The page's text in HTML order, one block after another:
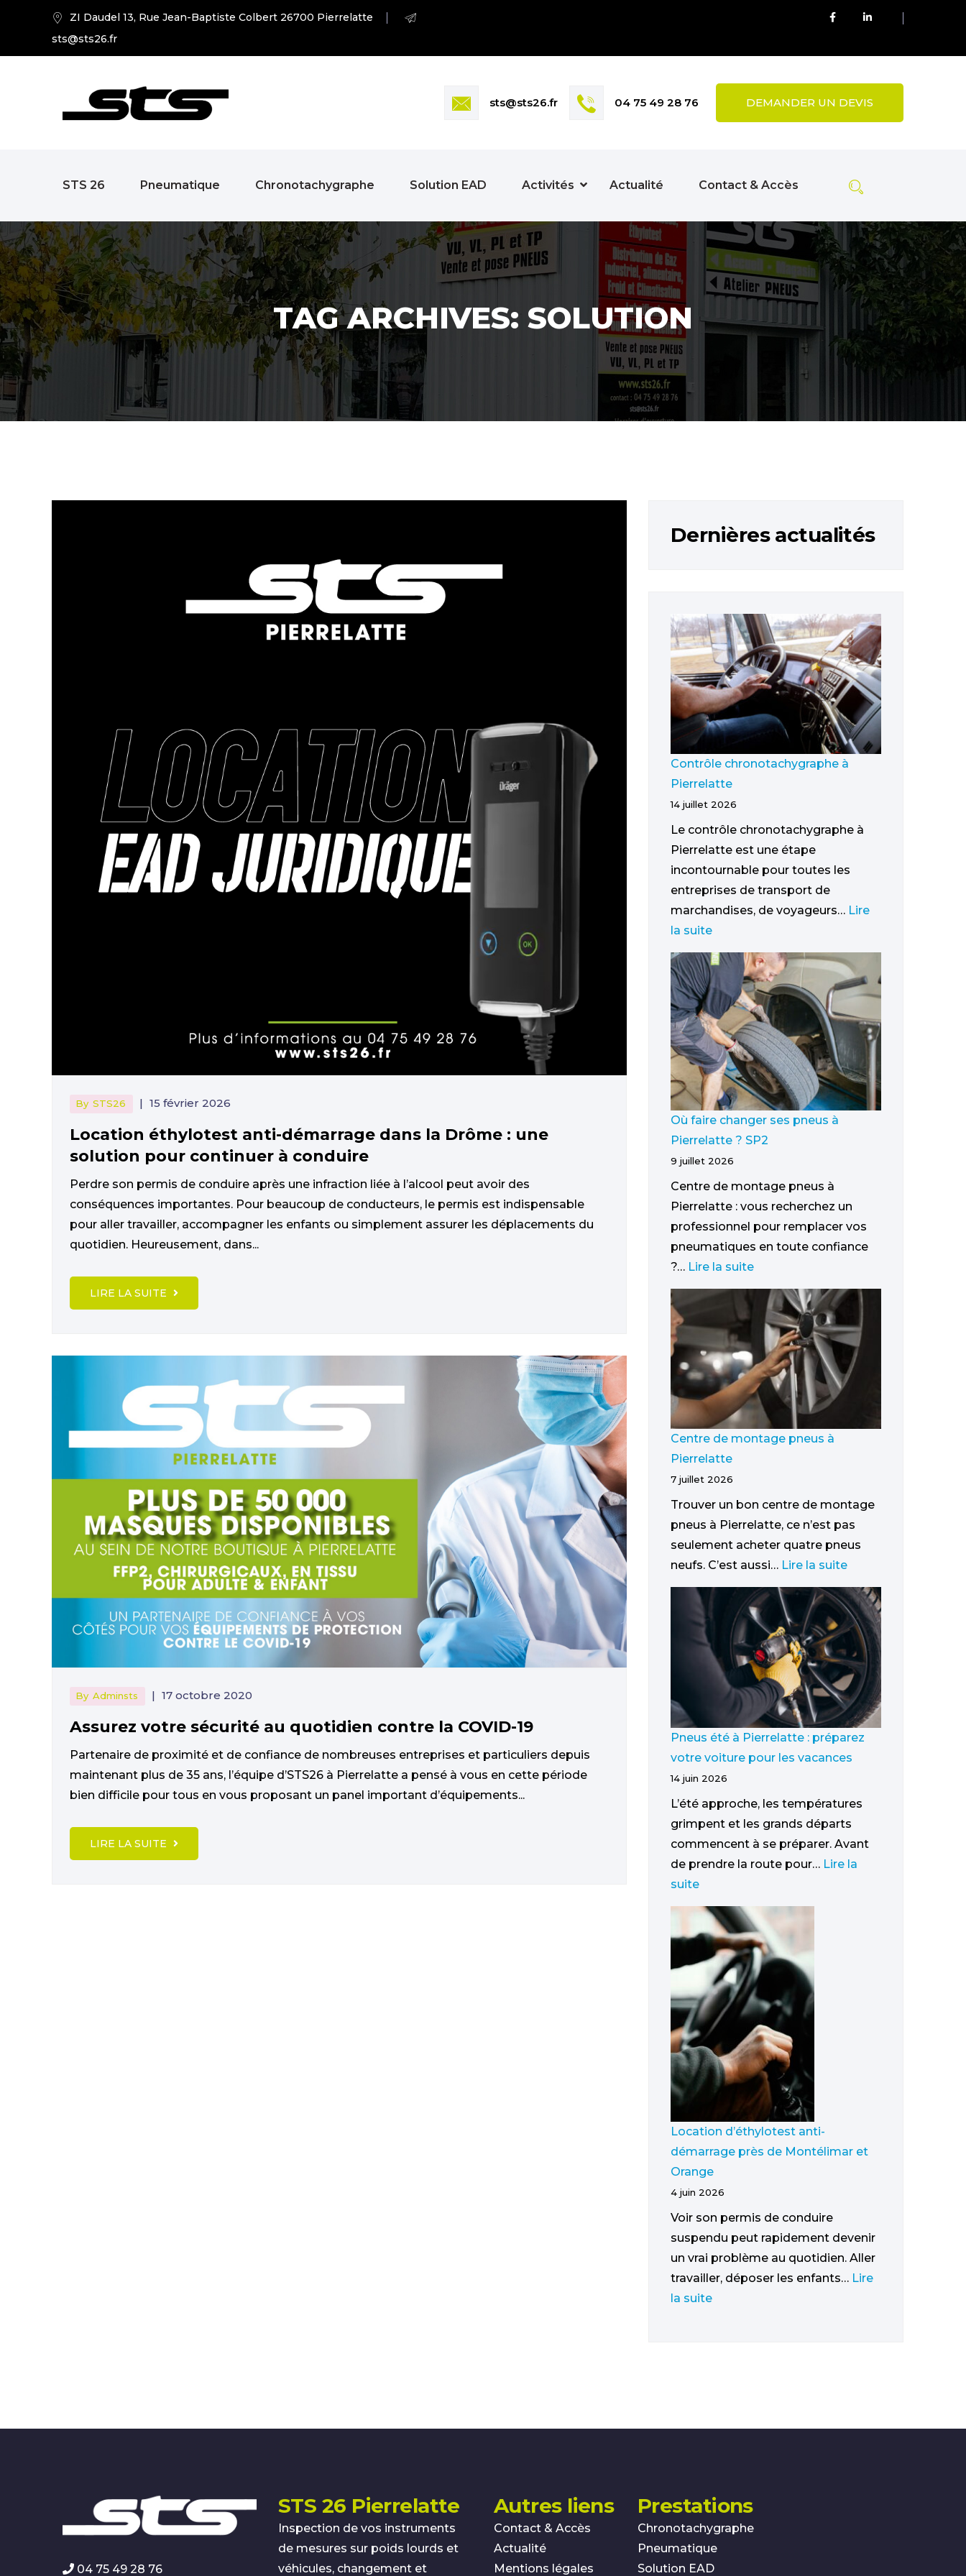
ZI Daudel 13, Rue Jean-Baptiste Colbert 26700 Pierrelatte
sts@sts26.fr
sts@sts26.fr 04 75 49 28 76 DEMANDER UN DEVIS
STS 26 Pneumatique Chronotachygraphe Solution EAD Activités Actualité Contact & Accès
TAG ARCHIVES: SOLUTION
By STS26 | 15 février 2026
Location éthylotest anti-démarrage dans la Drôme : une
solution pour continuer à conduire
Perdre son permis de conduire après une infraction liée à l’alcool peut avoir des
conséquences importantes. Pour beaucoup de conducteurs, le permis est indispensable
pour aller travailler, accompagner les enfants ou simplement assurer les déplacements du
quotidien. Heureusement, dans...
LIRE LA SUITE
By Adminsts | 17 octobre 2020
Assurez votre sécurité au quotidien contre la COVID-19
Partenaire de proximité et de confiance de nombreuses entreprises et particuliers depuis
maintenant plus de 35 ans, l’équipe d’STS26 à Pierrelatte a pensé à vous en cette période
bien difficile pour tous en vous proposant un panel important d’équipements...
LIRE LA SUITE
Dernières actualités
Contrôle chronotachygraphe à
Pierrelatte
14 juillet 2026
Le contrôle chronotachygraphe à
Pierrelatte est une étape
incontournable pour toutes les
entreprises de transport de
marchandises, de voyageurs… Lire
la suite
Où faire changer ses pneus à
Pierrelatte ? SP2
9 juillet 2026
Centre de montage pneus à
Pierrelatte : vous recherchez un
professionnel pour remplacer vos
pneumatiques en toute confiance
?… Lire la suite
Centre de montage pneus à
Pierrelatte
7 juillet 2026
Trouver un bon centre de montage
pneus à Pierrelatte, ce n’est pas
seulement acheter quatre pneus
neufs. C’est aussi… Lire la suite
Pneus été à Pierrelatte : préparez
votre voiture pour les vacances
14 juin 2026
L’été approche, les températures
grimpent et les grands départs
commencent à se préparer. Avant
de prendre la route pour… Lire la
suite
Location d’éthylotest anti-
démarrage près de Montélimar et
Orange
4 juin 2026
Voir son permis de conduire
suspendu peut rapidement devenir
un vrai problème au quotidien. Aller
travailler, déposer les enfants… Lire
la suite
04 75 49 28 76
STS 26 Pierrelatte
Inspection de vos instruments
de mesures sur poids lourds et
véhicules, changement et
Autres liens
Contact & Accès
Actualité
Mentions légales
Prestations
Chronotachygraphe
Pneumatique
Solution EAD